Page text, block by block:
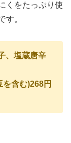
くをたっぷり使
す。
、塩蔵唐辛
を含む)268円